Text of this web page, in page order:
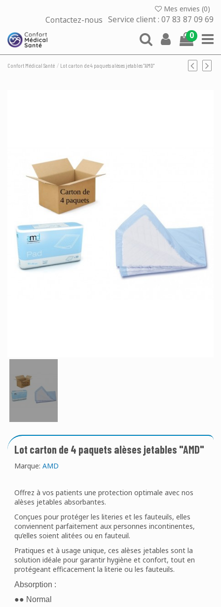
Mes envies (0)
Contactez-nous Service client : 07 83 87 09 69
0
Confort Médical Santé Lot carton de 4 paquets alèses jetables "AMD"
Lot carton de 4 paquets alèses jetables "AMD"
Marque: AMD
Offrez à vos patients une protection optimale avec nos
alèses jetables absorbantes.
Conçues pour protéger les literies et les fauteuils, elles
conviennent parfaitement aux personnes incontinentes,
qu’elles soient alitées ou en fauteuil.
Pratiques et à usage unique, ces alèses jetables sont la
solution idéale pour garantir hygiène et confort, tout en
protégeant efficacement la literie ou les fauteuils.
Absorption :
●● Normal